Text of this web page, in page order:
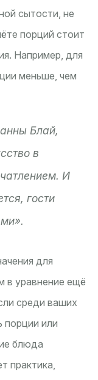
сытости, не
порций стоит
Например, для
меньше, чем
Блай,
в
И
гости
для
в уравнение ещё
среди ваших
порции или
блюда
практика,